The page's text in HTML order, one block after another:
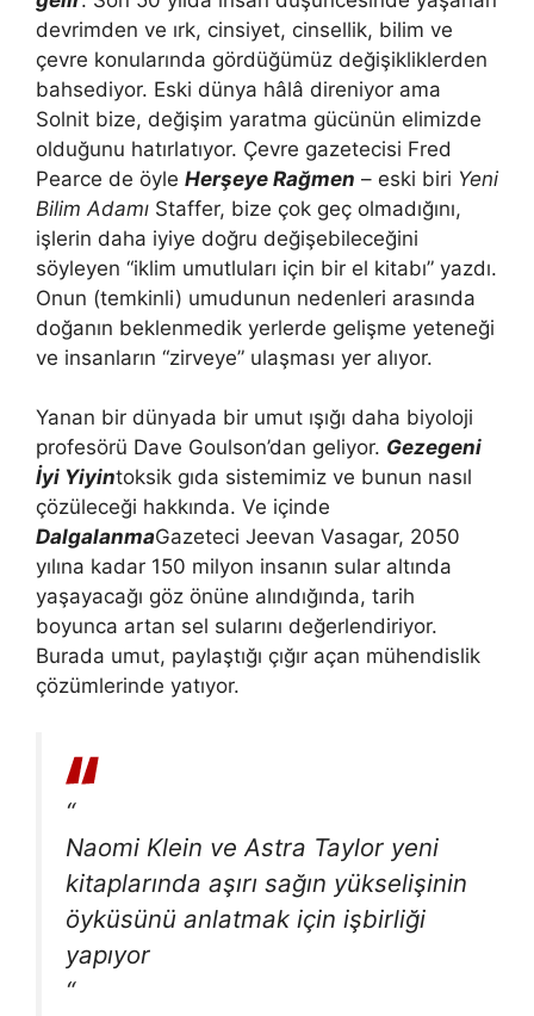
devrimden ve ırk, cinsiyet, cinsellik, bilim ve
çevre konularında gördüğümüz değişikliklerden
bahsediyor. Eski dünya hâlâ direniyor ama
Solnit bize, değişim yaratma gücünün elimizde
olduğunu hatırlatıyor. Çevre gazetecisi Fred
Pearce de öyle Herşeye Rağmen – eski biri Yeni
Bilim Adamı Staffer, bize çok geç olmadığını,
işlerin daha iyiye doğru değişebileceğini
söyleyen “iklim umutluları için bir el kitabı” yazdı.
Onun (temkinli) umudunun nedenleri arasında
doğanın beklenmedik yerlerde gelişme yeteneği
ve insanların “zirveye” ulaşması yer alıyor.
Yanan bir dünyada bir umut ışığı daha biyoloji
profesörü Dave Goulson’dan geliyor. Gezegeni
İyi Yiyintoksik gıda sistemimiz ve bunun nasıl
çözüleceği hakkında. Ve içinde
DalgalanmaGazeteci Jeevan Vasagar, 2050
yılına kadar 150 milyon insanın sular altında
yaşayacağı göz önüne alındığında, tarih
boyunca artan sel sularını değerlendiriyor.
Burada umut, paylaştığı çığır açan mühendislik
çözümlerinde yatıyor.
“
Naomi Klein ve Astra Taylor yeni
kitaplarında aşırı sağın yükselişinin
öyküsünü anlatmak için işbirliği
yapıyor
“